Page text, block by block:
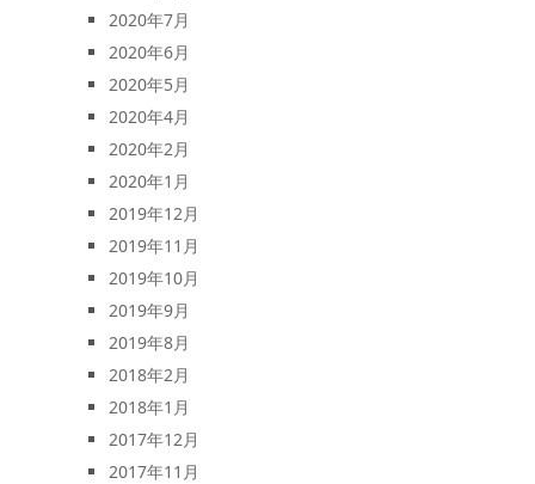
2020年7月
2020年6月
2020年5月
2020年4月
2020年2月
2020年1月
2019年12月
2019年11月
2019年10月
2019年9月
2019年8月
2018年2月
2018年1月
2017年12月
2017年11月